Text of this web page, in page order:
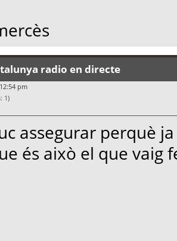
radio en directe
pm
1)
assegurar perquè
és això el que vaig